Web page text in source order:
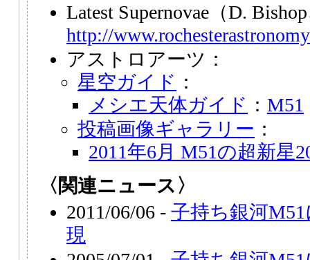
Latest Supernovae（D.
http://
アストロアーツ：
星空ガイド ：
メシエ天体ガイド ： M51
投稿画像ギャラリー ：
2011年6月 M51の超新星
〈関連ニュース〉
2011/06/06 - 子持ち銀河
現